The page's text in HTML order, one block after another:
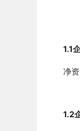
1.1
净
1.2